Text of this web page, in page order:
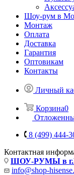
Шоу-рум в
Монтаж
Оплата
Доставка
Гарантия
Оптовикам
Контакты
Личный
Корзина0
8 (499) 444-
Контактная
ШОУ-РУМЫ в
info@shop-